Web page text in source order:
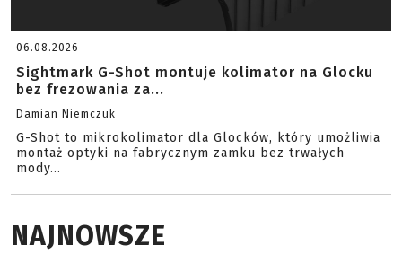
06.08.2026
Sightmark G-Shot montuje kolimator na Glocku
bez frezowania za...
Damian Niemczuk
G-Shot to mikrokolimator dla Glocków, który umożliwia
montaż optyki na fabrycznym zamku bez trwałych
mody...
NAJNOWSZE